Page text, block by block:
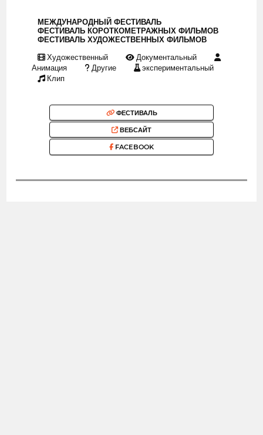
МЕЖДУНАРОДНЫЙ ФЕСТИВАЛЬ
ФЕСТИВАЛЬ КОРОТКОМЕТРАЖНЫХ ФИЛЬМОВ
ФЕСТИВАЛЬ ХУДОЖЕСТВЕННЫХ ФИЛЬМОВ
Художественный
Документальный
Анимация
Другие
экспериментальный
Клип
ФЕСТИВАЛЬ
ВЕБСАЙТ
FACEBOOK